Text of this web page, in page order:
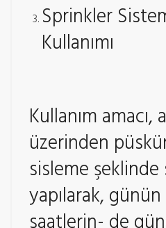
Sprinkler
Kullanımı
Kullanım amacı,
üzerinden
sisleme
yapılarak, günün